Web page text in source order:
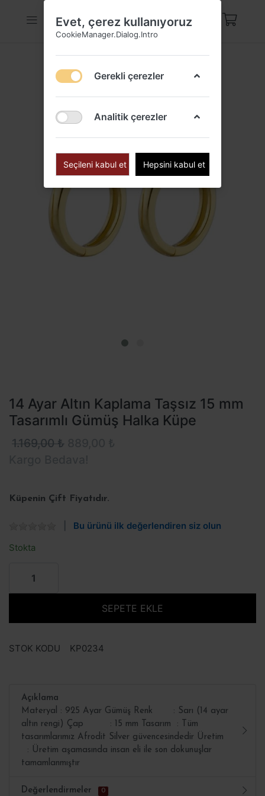
14 Ayar Altın Kaplama Taşsız 15 mm
Tasarımlı Gümüş Halka Küpe
1.169,00 ₺
Küpenin Çift Fiyatıdır.
Bu ürünü ilk değerlendiren siz olun
Stokta
SEPETE EKLE
STOK KODU KP0234
Açıklama
Materyal : 925 Ayar Gümüş Renk : Sarı (14 ayar
altın rengi) Çap : 15 mm Tasarım : Tüm
tasarımlarımız Afrodit Silver güvencesindedir Üretim
: Üretim aşamasında insan eli ile son dokunuşlar
tamamlanmıştır
Değerlendirmeler 0
Evet, çerez kullanıyoruz
CookieManager.Dialog.Intro
Gerekli çerezler
Analitik çerezler
Seçileni kabul et Hepsini kabul et